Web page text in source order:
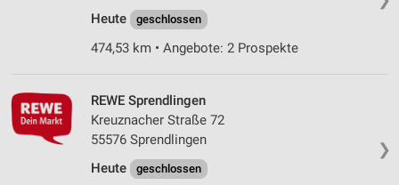
Heute geschlossen
474,53 km • Angebote: 2 Prospekte
❯
REWE Sprendlingen
Kreuznacher Straße 72
55576 Sprendlingen
Heute
geschlossen